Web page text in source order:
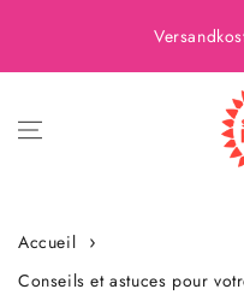
Accueil
Conseils et astuces pour